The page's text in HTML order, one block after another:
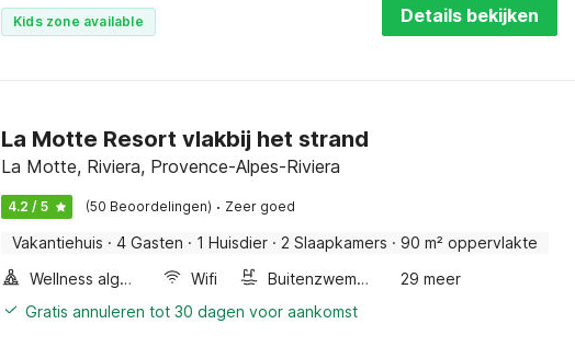
Kids zone available Details bekijken
La Motte Resort vlakbij het strand
La Motte, Riviera, Provence-Alpes-Riviera
4.2 / 5 (50 Beoordelingen) · Zeer goed
Vakantiehuis · 4 Gasten · 1 Huisdier · 2 Slaapkamers · 90 m² oppervlakte
Wellness algemeen
Wifi Buitenzwembad
29 meer
Gratis annuleren tot 30 dagen voor aankomst